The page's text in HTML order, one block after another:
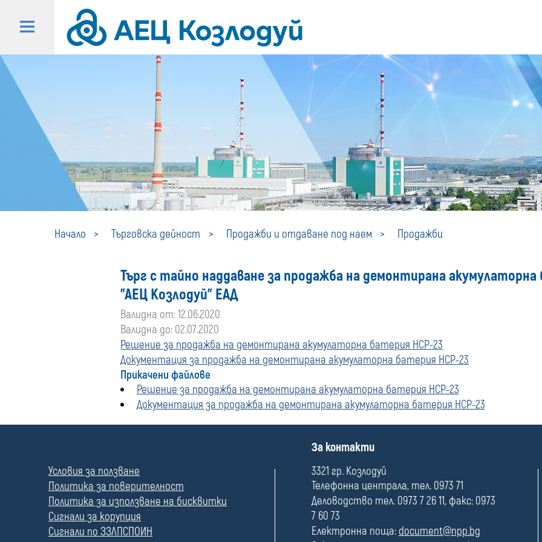
Начало Търговска дейност Продажби и отдаване под наем Продажби
Продажби
Търг с тайно наддаване за продажба на демонтирана
"АЕЦ Козлодуй" ЕАД
Валидна от: 12.06.2020
Валидна до: 02.07.2020
Решение за продажба на демонтирана акумулаторна батерия НСР-23
Документация за продажба на демонтирана акумулаторна батерия НСР-23
Прикачени файлове
Решение за продажба на демонтирана акумулаторна батерия НСР-23
Документация за продажба на демонтирана акумулаторна батерия НСР-23
л
е
Условия за ползване
Политика за поверителност
Политика за използване на бисквитки
Сигнали за корупция
Сигнали по ЗЗЛПСПОИН
П
л
е
За контакти
3321 гр. Козлодуй
Телефонна централа, тел. 0973 71
Деловодство тел. 0973 7 26 11, факс: 0973
7 60 73
Електронна поща: document@npp.bg